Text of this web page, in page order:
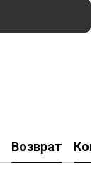
Возврат